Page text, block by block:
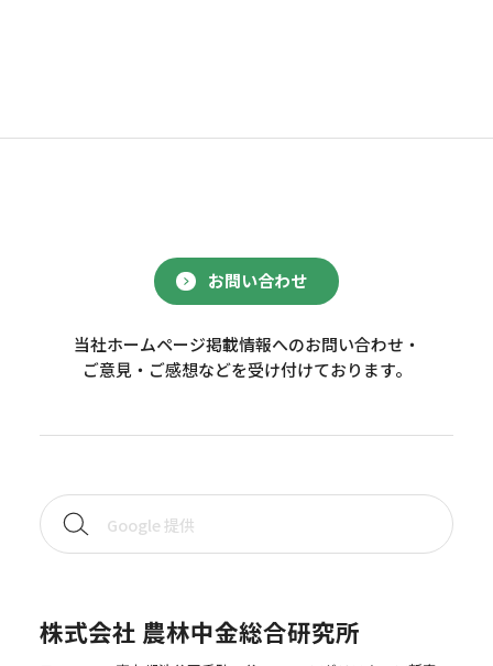
お問い合わせ
当社ホームページ掲載情報へのお問い合わせ・
ご意見・ご感想などを受け付けております。
株式会社 農林中金総合研究所